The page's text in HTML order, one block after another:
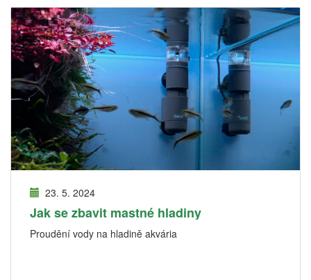
23. 5. 2024
Jak se zbavit mastné hladiny
Proudění vody na hladině akvária